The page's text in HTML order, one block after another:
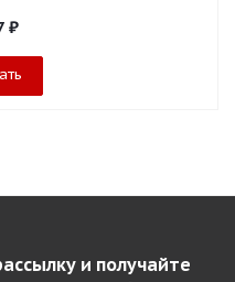
₽
и получайте